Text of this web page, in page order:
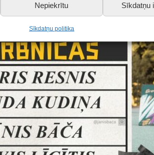
Nepiekrītu Sīkdatņu
Sīkdatņu politika